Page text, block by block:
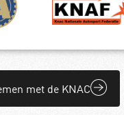
met de KNAC